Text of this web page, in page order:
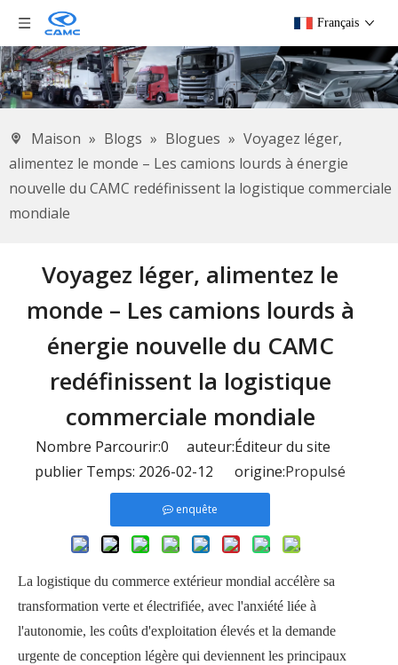
Français
Maison » Blogs » Blogues » Voyagez léger,
alimentez le monde – Les camions lourds à énergie
nouvelle du CAMC redéfinissent la logistique commerciale
mondiale
Voyagez léger, alimentez le
monde – Les camions lourds à
énergie nouvelle du CAMC
redéfinissent la logistique
commerciale mondiale
Nombre Parcourir:0 auteur:Éditeur du site
publier Temps: 2026-02-12 origine:Propulsé
enquête
La logistique du commerce extérieur mondial accélère sa
transformation verte et électrifiée, avec l'anxiété liée à
l'autonomie, les coûts d'exploitation élevés et la demande
urgente de conception légère qui deviennent les principaux